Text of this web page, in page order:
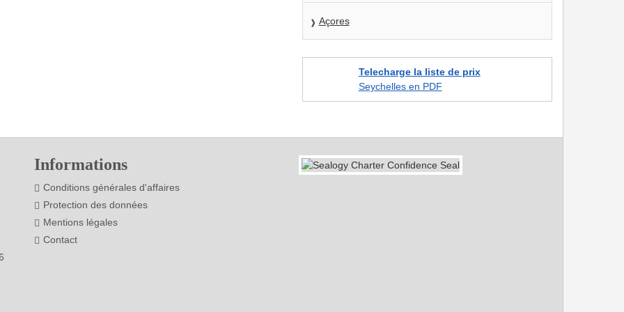
Açores
Telecharge la liste de prix
Seychelles en PDF
Informations
Conditions générales d'affaires
Protection des données
Mentions légales
Contact